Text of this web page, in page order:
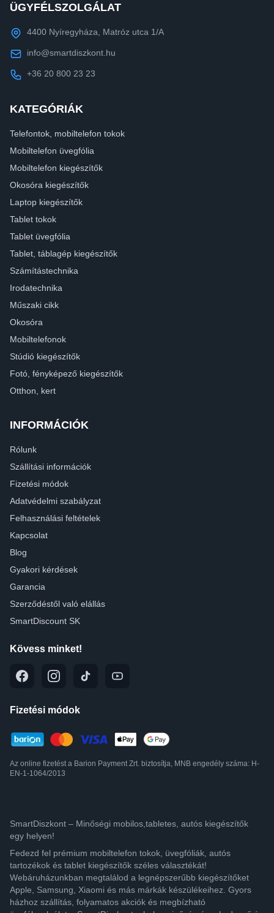
ÜGYFÉLSZOLGÁLAT
4400 Nyíregyháza, Matróz utca 1/A
info@smartdiszkont.hu
+36 20 800 23 23
KATEGÓRIÁK
Telefontok, mobiltelefon tokok
Mobiltelefon üvegfólia
Mobiltelefon kiegészítők
Okosóra kiegészítők
Laptop kiegészítők
Tablet tokok
Tablet üvegfólia
Tablet, táblagép kiegészítők
Számítástechnika
Irodatechnika
Műszaki cikk
Okosóra
Mobiltelefonok
Stúdió kiegészítők
Fotó, fényképező kiegészítők
Otthon, kert
INFORMÁCIÓK
Rólunk
Szállítási információk
Fizetési módok
Adatvédelmi szabályzat
Felhasználási feltételek
Kapcsolat
Blog
Gyakori kérdések
Garancia
Szerződéstől való elállás
SmartDiscount SK
Kövess minket!
Fizetési módok
Az online fizetést a Barion Payment Zrt. biztosítja, MNB engedély száma: H-
EN-1-1064/2013
SmartDiszkont – Minőségi mobilos,tabletes, autós kiegészítők
egy helyen!
Fedezd fel prémium mobiltelefon tokok, üvegfóliák, autós
tartozékok és tablet kiegészítők széles választékát!
Webáruházunkban megtalálod a legnépszerűbb kiegészítőket
Apple, Samsung, Xiaomi és más márkák készülékeihez. Gyors
házhoz szállítás, folyamatos akciók és megbízható